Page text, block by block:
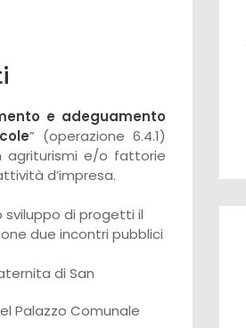
e adeguamento
” (operazione 6.4.1)
agriturismi e/o fattorie
d’impresa.
sviluppo di progetti il
due incontri pubblici
di San
Palazzo Comunale